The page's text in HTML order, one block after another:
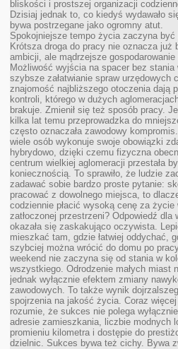
bliskości i prostszej organizacji
Dzisiaj jednak to, co kiedyś wydawało
bywa postrzegane jako ogromny atut.
Spokojniejsze tempo życia zaczyna być
Krótsza droga do pracy nie oznacza już
ambicji, ale mądrzejsze
Możliwość wyjścia na spacer bez stania
szybsze załatwianie spraw urzędowych
znajomość najbliższego otoczenia dają
kontroli, którego w dużych
brakuje. Zmienił się też sposób pracy.
kilka lat temu przeprowadzka do
często oznaczała zawodowy
wiele osób wykonuje swoje obowiązki
hybrydowo, dzięki czemu fizyczna
centrum wielkiej aglomeracji przestała
koniecznością. To sprawiło, że ludzie
zadawać sobie bardzo proste pytanie:
pracować z dowolnego miejsca, to
codziennie płacić wysoką cenę za życie
zatłoczonej przestrzeni? Odpowiedź dla
okazała się zaskakująco oczywista.
mieszkać tam, gdzie łatwiej oddychać,
szybciej można wrócić do domu po
weekend nie zaczyna się od stania w
wszystkiego. Odrodzenie małych miast
jednak wyłącznie efektem zmiany
zawodowych. To także wynik
spojrzenia na jakość życia. Coraz
rozumie, że sukces nie polega
adresie zamieszkania, liczbie modnych
promieniu kilometra i dostępie do
dzielnic. Sukces bywa też cichy. Bywa